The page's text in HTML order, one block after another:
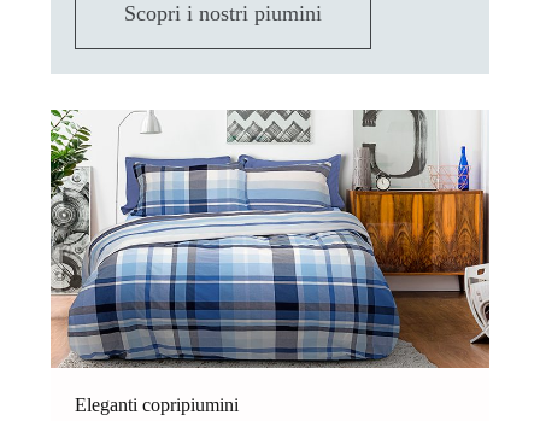
Scopri i nostri piumini
Eleganti copripiumini